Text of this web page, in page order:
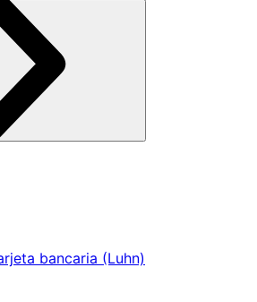
bancaria (Luhn)